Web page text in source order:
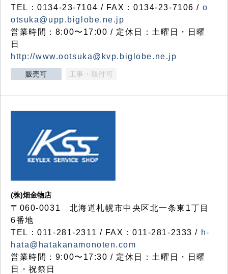
TEL：0134-23-7104 / FAX：0134-23-7106 / o
otsuka@upp.biglobe.ne.jp
営業時間：8:00〜17:00 / 定休日：土曜日・日曜
日
http://www.ootsuka@kvp.biglobe.ne.jp
販売可 工事・取付可
(株)畑金物店
〒060-0031 北海道札幌市中央区北一条東1丁目
6番地
TEL：011-281-2311 / FAX：011-281-2333 / h-
hata@hatakanamonoten.com
営業時間：9:00〜17:30 / 定休日：土曜日・日曜
日・祝祭日